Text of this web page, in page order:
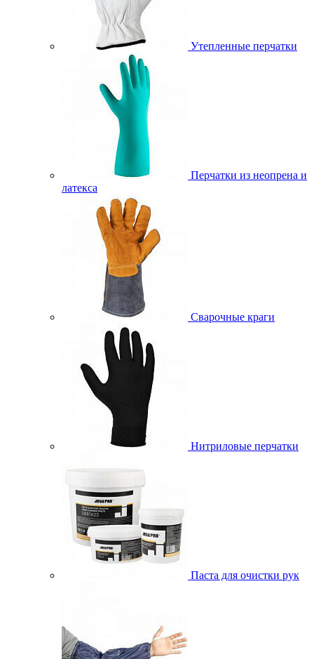
Утепленные перчатки
Перчатки из неопрена и
латекса
Сварочные краги
Нитриловые перчатки
Паста для очистки рук